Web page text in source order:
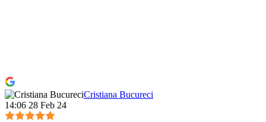
Cristiana Bucureci
14:06 28 Feb 24